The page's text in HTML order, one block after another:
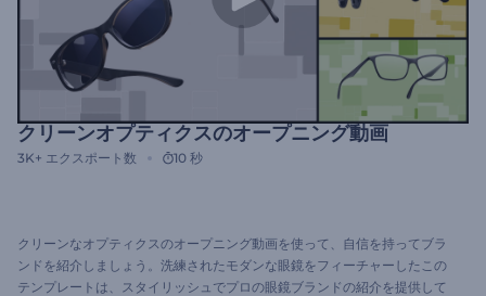
クリーンオプティクスのオープニング動画
3K+ エクスポート数 10 秒
クリーンなオプティクスのオープニング動画を使って、自信を持ってブラ
ンドを紹介しましょう。洗練されたモダンな眼鏡をフィーチャーしたこの
テンプレートは、スタイリッシュでプロの眼鏡ブランドの紹介を提供して